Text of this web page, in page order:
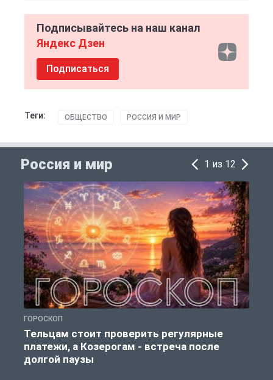
Подписывайтесь на наш канал
Яндекс Дзен
Подписаться
Теги: ОБЩЕСТВО РОССИЯ И МИР
Россия и мир 1 из 12
ГОРОСКОП
Тельцам стоит проверить регулярные
платежи, а Козерогам - встреча после
долгой паузы